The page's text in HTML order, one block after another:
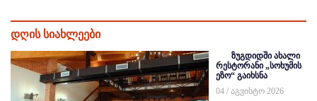
დღის სიახლეები
ზუგდიდში ახალი
რესტორანი „სოხუმის
ეზო“ გაიხსნა
04 / აგვისტო 2026